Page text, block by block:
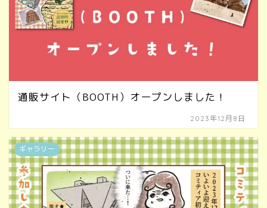
通販サイト（BOOTH）オープンしました！
2023年12月8日
ギャラリー